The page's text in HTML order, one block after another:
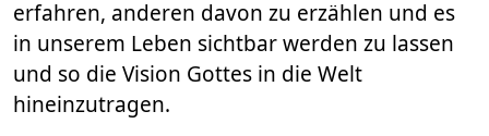
erfahren, anderen davon zu erzählen und es
in unserem Leben sichtbar werden zu lassen
und so die Vision Gottes in die Welt
hineinzutragen.